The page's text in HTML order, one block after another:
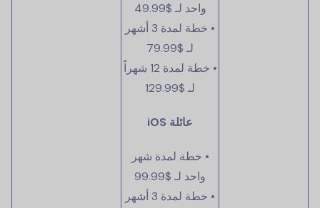
واحد لـ $49.99
• خطة لمدة 3 أشهر
لـ $79.99
• خطة لمدة 12 شهراً
لـ $129.99
عائلة iOS
• خطة لمدة شهر
واحد لـ $99.99
• خطة لمدة 3 أشهر